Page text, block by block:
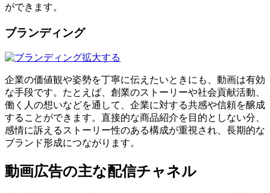
ができます。
ブランディング
拡大する
企業の価値観や姿勢を丁寧に伝えたいときにも、動画は有効
な手段です。たとえば、創業のストーリーや社会貢献活動、
働く人の想いなどを通して、企業に対する共感や信頼を醸成
することができます。直接的な商品紹介を目的としない分、
感情に訴えるストーリー性のある構成が重視され、長期的な
ブランド形成につながります。
動画広告の主な配信チャネル